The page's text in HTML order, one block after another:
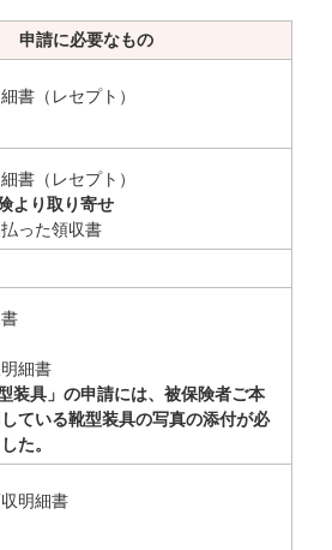
申請に必要なもの
書（レセプト）
書（レセプト）
より取り寄せ
った領収書
細書
装具」の申請には、被保険者ご本
ている靴型装具の写真の添付が必
た。
明細書